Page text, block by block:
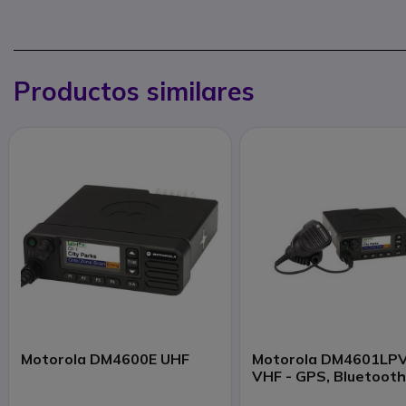
Productos similares
Motorola DM4600E UHF
Motorola
VHF - GPS, Bluetooth